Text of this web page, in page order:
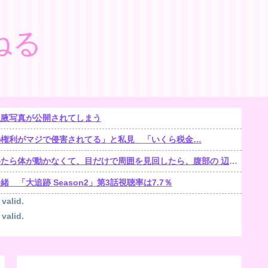
る
写真が公開されてしまう
利がマジで侵害されてる」と私見 「いくら税金…
、目だけで周囲を見回したら、腹部の 辺りをじっと見る「青く光る骨格標本」が居た【再】
「大追跡 Season2」第3話視聴率は7.7％
valid.
valid.